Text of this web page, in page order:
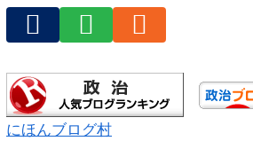
にほんブログ村